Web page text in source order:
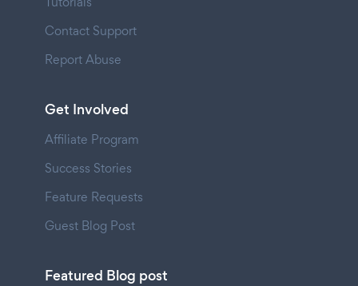
Contact Support
Report Abuse
Get Involved
Affiliate Program
Success Stories
Feature Requests
Guest Blog Post
Featured Blog post